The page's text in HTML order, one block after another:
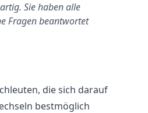
Sie haben alle
Fragen beantwortet
die sich darauf
bestmöglich